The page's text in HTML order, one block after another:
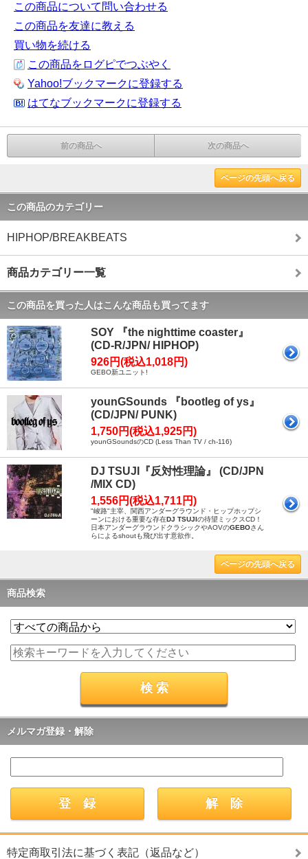
この商品について問い合わせる
この商品を友達に教える
買い物を続ける
この商品をログピでつぶやく
Yahoo!ブックマークに登録する
はてなブックマークに登録する
前の商品へ 次の商品へ
ページの先頭へ戻る
この商品のカテゴリー
HIPHOP/BREAKBEATS
商品カテゴリー一覧
この商品を買った人はこんな商品も買ってます
SOY 『the nighttime coaster』
(CD-R/JPN/ HIPHOP)
926円(税込1,018円)
GEBO新ユニット!
younGSounds 『bootleg of ys』
(CD/JPN/ PUNK)
1,750円(税込1,925円)
younGSoundsのCD (Less Than TV / ch-116)
DJ TSUJI『反対性理論』 (CD/JPN
/MIX CD)
1,556円(税込1,711円)
"峻路"主宰、関西アンダーグラウンド・ヒップホップシ
ーンにおける重要な存在DJ TSUJIの待望ミックスCD！
日本アンダーグラウンドクラシックやAOVのGEBOさん
らによるshoutも飛び出す意欲作。
ページの先頭へ戻る
商品検索
メルマガ登録・解除
特定商取引法に基づく表記（返品など）